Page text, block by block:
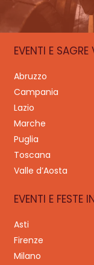
EVENTI E
Abruzzo
Campania
Lazio
Marche
Puglia
Toscana
Valle d’Aosta
EVENTI E FESTE
Asti
Firenze
Milano